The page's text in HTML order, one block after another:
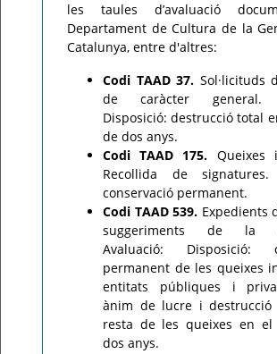
les taules d’avaluació
Departament de Cultura de la
Catalunya, entre d'altres:
Codi TAAD 37. Sol·licituds
de caràcter general.
Disposició: destrucció total
de dos anys.
Codi TAAD 175. Queixes
Recollida de signatures.
conservació permanent.
Codi TAAD 539. Expedients
suggeriments de la
Avaluació: Disposició:
permanent de les queixes
entitats públiques i
ànim de lucre i
resta de les queixes en
dos anys.